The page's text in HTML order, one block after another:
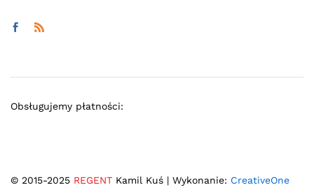
© 2015-2025 REGENT Kamil Kuś | Wykonanie: CreativeOne
Obsługujemy płatności: